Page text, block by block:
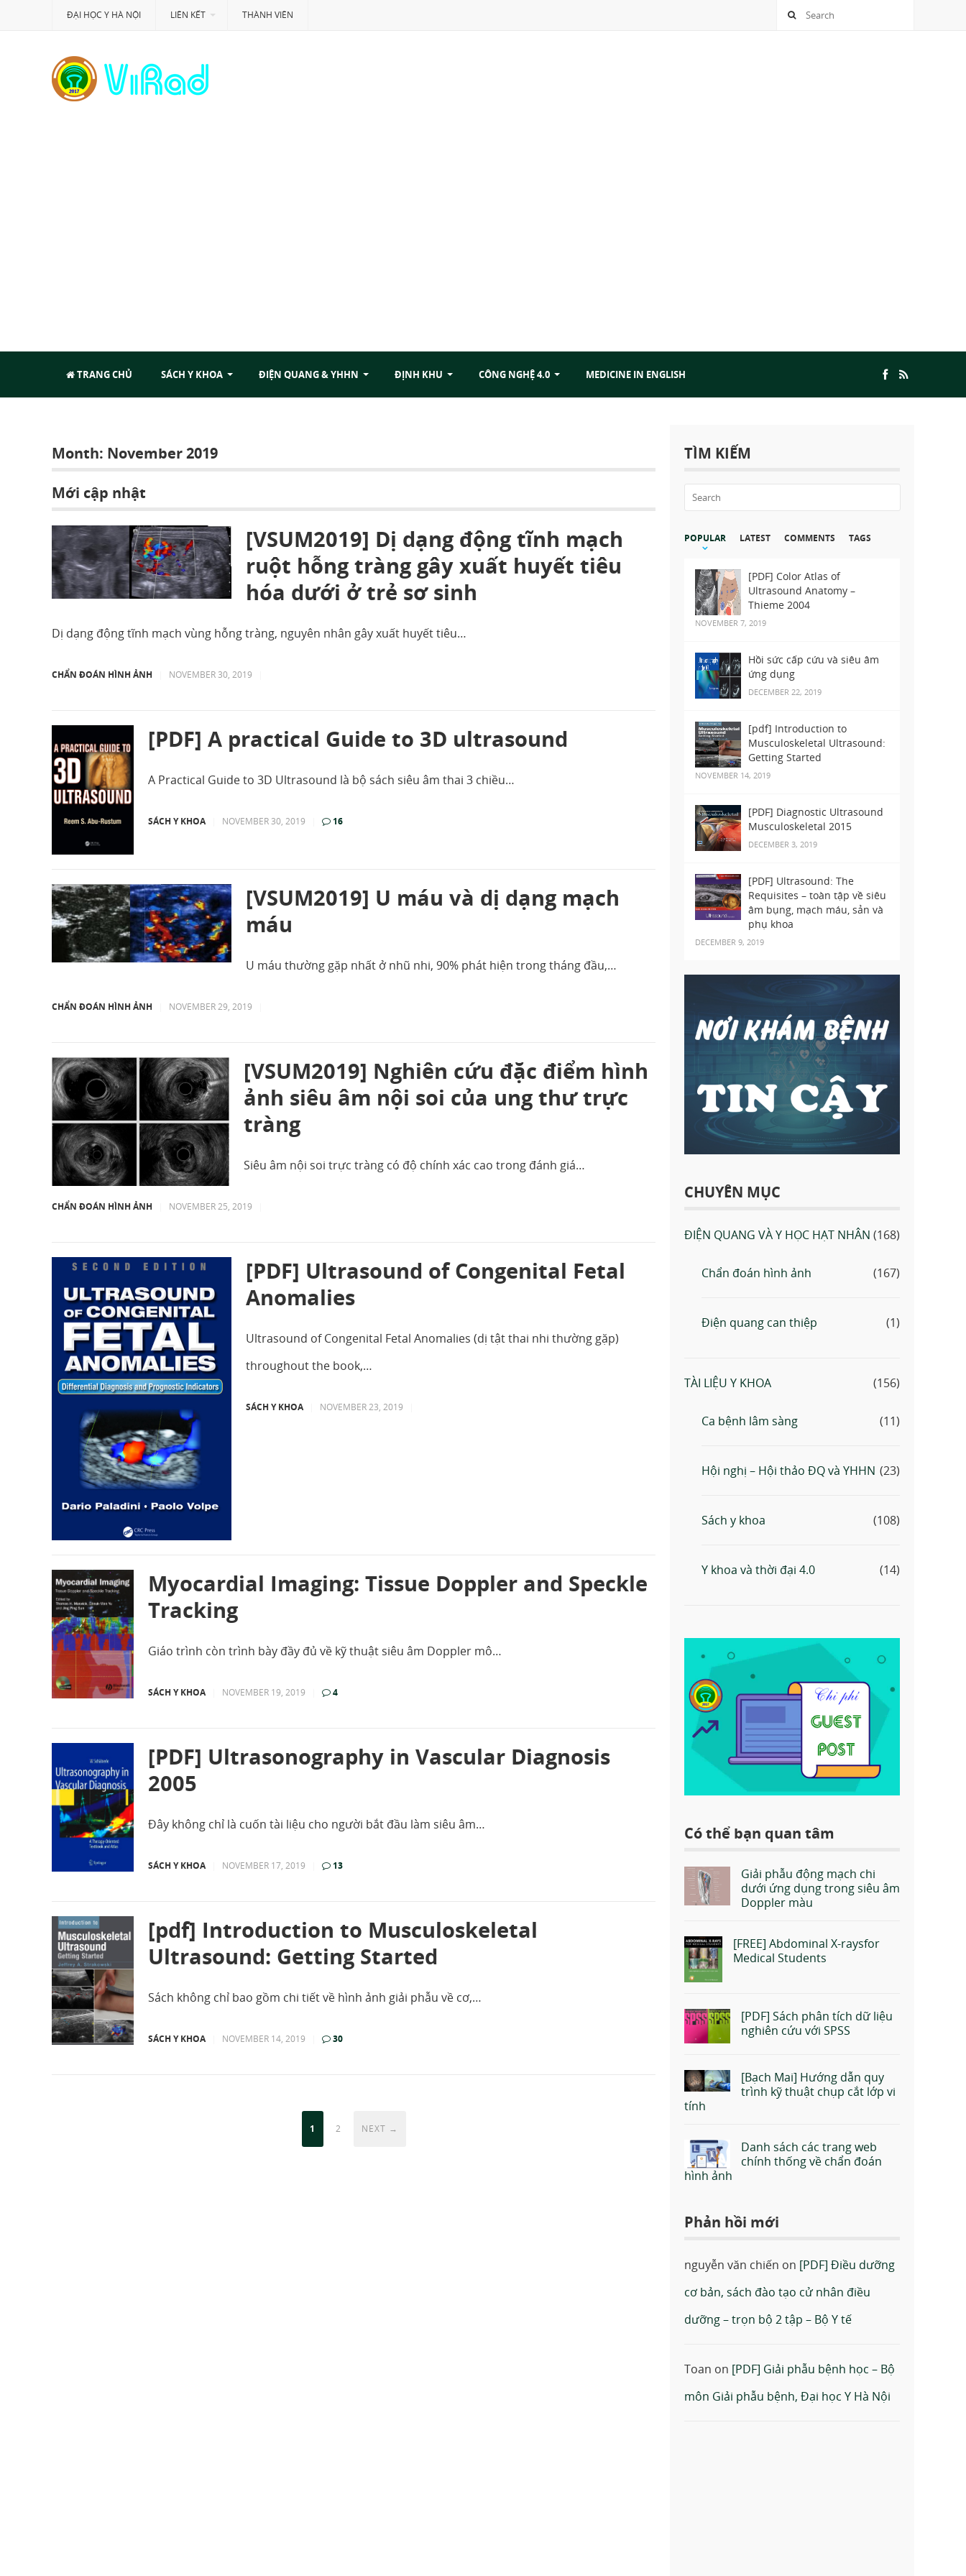
ĐẠI HỌC Y HÀ NỘI LIÊN KẾT THÀNH VIÊN
TRANG CHỦ SÁCH Y KHOA ĐIỆN QUANG & YHHN ĐỊNH KHU CÔNG NGHỆ 4.0 MEDICINE IN ENGLISH
Month: November 2019
Mới cập nhật
[VSUM2019] Dị dạng động tĩnh mạch
ruột hỗng tràng gây xuất huyết tiêu
hóa dưới ở trẻ sơ sinh
Dị dạng động tĩnh mạch vùng hỗng tràng, nguyên nhân gây xuất huyết tiêu…
CHẨN ĐOÁN HÌNH ẢNH NOVEMBER 30, 2019
[PDF] A practical Guide to 3D ultrasound
A Practical Guide to 3D Ultrasound là bộ sách siêu âm thai 3 chiều…
SÁCH Y KHOA NOVEMBER 30, 2019 16
[VSUM2019] U máu và dị dạng mạch
máu
U máu thường gặp nhất ở nhũ nhi, 90% phát hiện trong tháng đầu,…
CHẨN ĐOÁN HÌNH ẢNH NOVEMBER 29, 2019
[VSUM2019] Nghiên cứu đặc điểm hình
ảnh siêu âm nội soi của ung thư trực
tràng
Siêu âm nội soi trực tràng có độ chính xác cao trong đánh giá…
CHẨN ĐOÁN HÌNH ẢNH NOVEMBER 25, 2019
[PDF] Ultrasound of Congenital Fetal
Anomalies
Ultrasound of Congenital Fetal Anomalies (dị tật thai nhi thường gặp)
throughout the book,…
SÁCH Y KHOA NOVEMBER 23, 2019
Myocardial Imaging: Tissue Doppler and Speckle
Tracking
Giáo trình còn trình bày đầy đủ về kỹ thuật siêu âm Doppler mô…
SÁCH Y KHOA NOVEMBER 19, 2019 4
[PDF] Ultrasonography in Vascular Diagnosis
2005
Đây không chỉ là cuốn tài liệu cho người bắt đầu làm siêu âm…
SÁCH Y KHOA NOVEMBER 17, 2019 13
[pdf] Introduction to Musculoskeletal
Ultrasound: Getting Started
Sách không chỉ bao gồm chi tiết về hình ảnh giải phẫu về cơ,…
SÁCH Y KHOA NOVEMBER 14, 2019 30
1 2 NEXT →
TÌM KIẾM
POPULAR LATEST COMMENTS TAGS
[PDF] Color Atlas of
Ultrasound Anatomy –
Thieme 2004
NOVEMBER 7, 2019
Hồi sức cấp cứu và siêu âm
ứng dụng
DECEMBER 22, 2019
[pdf] Introduction to
Musculoskeletal Ultrasound:
Getting Started
NOVEMBER 14, 2019
[PDF] Diagnostic Ultrasound
Musculoskeletal 2015
DECEMBER 3, 2019
[PDF] Ultrasound: The
Requisites – toàn tập về siêu
âm bụng, mạch máu, sản và
phụ khoa
DECEMBER 9, 2019
CHUYÊN MỤC
ĐIỆN QUANG VÀ Y HỌC HẠT NHÂN (168)
Chẩn đoán hình ảnh (167)
Điện quang can thiệp (1)
TÀI LIỆU Y KHOA (156)
Ca bệnh lâm sàng (11)
Hội nghị – Hội thảo ĐQ và YHHN (23)
Sách y khoa (108)
Y khoa và thời đại 4.0 (14)
Có thể bạn quan tâm
Giải phẫu động mạch chi
dưới ứng dụng trong siêu âm
Doppler màu
[FREE] Abdominal X-raysfor
Medical Students
[PDF] Sách phân tích dữ liệu
nghiên cứu với SPSS
[Bạch Mai] Hướng dẫn quy
trình kỹ thuật chụp cắt lớp vi
tính
Danh sách các trang web
chính thống về chẩn đoán
hình ảnh
Phản hồi mới
nguyễn văn chiến on [PDF] Điều dưỡng
cơ bản, sách đào tạo cử nhân điều
dưỡng – trọn bộ 2 tập – Bộ Y tế
Toan on [PDF] Giải phẫu bệnh học – Bộ
môn Giải phẫu bệnh, Đại học Y Hà Nội